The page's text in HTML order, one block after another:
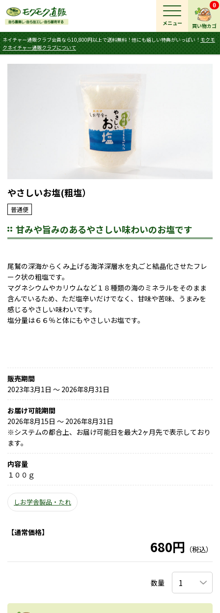
買い物カゴ
0
ネイチャー通販クラブ会員なら10,800円以上で送料無料！他にも嬉しい特典がいっぱい！ モクモ
クネイチャー通販クラブについて
メニュー
やさしいお塩(粗塩）
普通便
甘みや旨みのあるやさしい味わいのお塩です
尾鷲の深海からくみ上げる海洋深層水を丸ごと結晶化させたフレ
ーク状の粗塩です。
マグネシウムやカリウムなど１８種類の海のミネラルをそのまま
含んでいるため、ただ塩辛いだけでなく、甘味や苦味、うまみを
感じるやさしい味わいです。
塩分量は６６％と体にもやさしいお塩です。
販売期間
2023年3月1日 〜 2026年8月31日
お届け可能期間
2026年8月15日 ～ 2026年8月31日
※システムの都合上、お届け可能日を最大2ヶ月先で表示しており
ます。
内容量
１００ｇ
しお学舎製品・たれ
【通常価格】
680円 （税込）
数量